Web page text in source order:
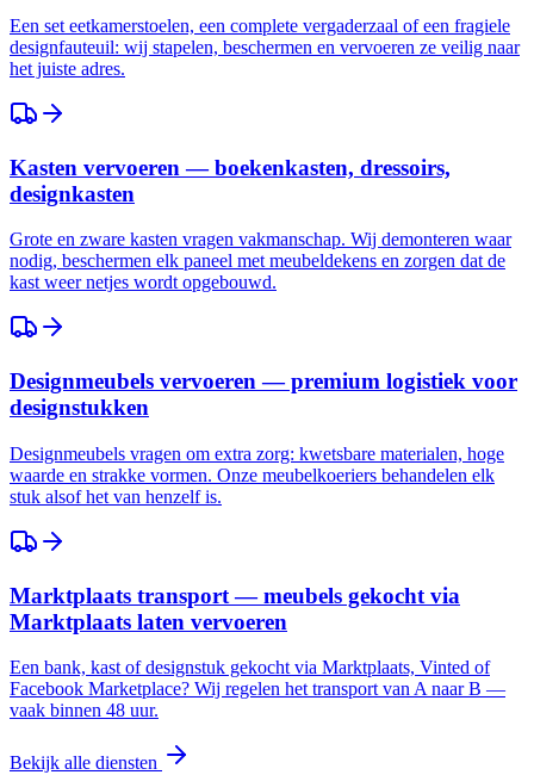
Een set eetkamerstoelen, een complete vergaderzaal of een fragiele
designfauteuil: wij stapelen, beschermen en vervoeren ze veilig naar
het juiste adres.
Kasten vervoeren — boekenkasten, dressoirs,
designkasten
Grote en zware kasten vragen vakmanschap. Wij demonteren waar
nodig, beschermen elk paneel met meubeldekens en zorgen dat de
kast weer netjes wordt opgebouwd.
Designmeubels vervoeren — premium logistiek voor
designstukken
Designmeubels vragen om extra zorg: kwetsbare materialen, hoge
waarde en strakke vormen. Onze meubelkoeriers behandelen elk
stuk alsof het van henzelf is.
Marktplaats transport — meubels gekocht via
Marktplaats laten vervoeren
Een bank, kast of designstuk gekocht via Marktplaats, Vinted of
Facebook Marketplace? Wij regelen het transport van A naar B —
vaak binnen 48 uur.
Bekijk alle diensten